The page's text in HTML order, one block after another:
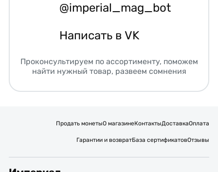
@imperial_mag_bot
Написать в VK
Проконсультируем по ассортименту, поможем
найти нужный товар, развеем сомнения
Продать монетыО магазинеКонтактыДоставкаОплата
Гарантии и возвратБаза сертификатовОтзывы